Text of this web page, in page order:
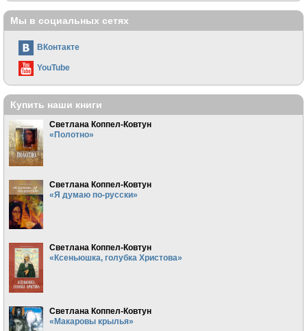
Мы в социальных сетях
ВКонтакте
YouTube
Купить наши книги
Светлана Коппел-Ковтун
«Полотно»
Светлана Коппел-Ковтун
«Я думаю по-русски»
Светлана Коппел-Ковтун
«Ксеньюшка, голубка Христова»
Светлана Коппел-Ковтун
«Макаровы крылья»